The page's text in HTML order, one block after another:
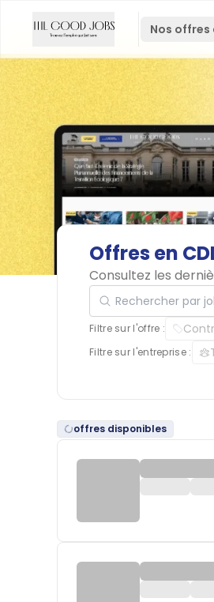
Nos
Offres en
Consultez les
Rechercher par job,
Filtre sur l'offre :
Filtre sur l'entreprise :
offres disponibles